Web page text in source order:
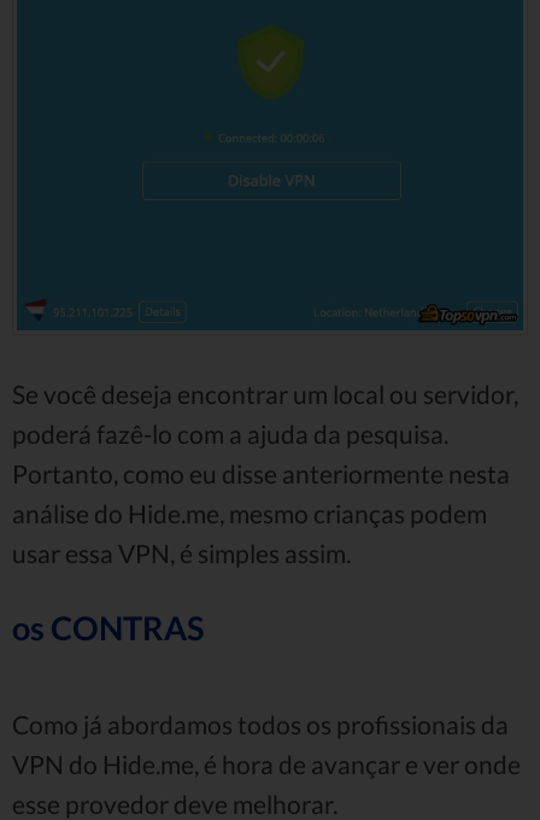
Se você deseja encontrar um local ou servidor,
poderá fazê-lo com a ajuda da pesquisa.
Portanto, como eu disse anteriormente nesta
análise do Hide.me, mesmo crianças podem
usar essa VPN, é simples assim.
os CONTRAS
Como já abordamos todos os profissionais da
VPN do Hide.me, é hora de avançar e ver onde
esse provedor deve melhorar.